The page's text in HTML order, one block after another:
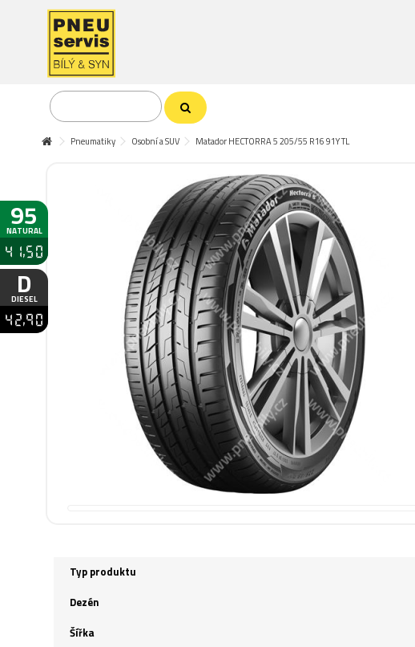
95
NATURAL
41,50
D
DIESEL
42,90
Pneumatiky Osobní a SUV Matador HECTORRA 5 205/55 R16 91Y TL
Typ produktu
Dezén
Šířka